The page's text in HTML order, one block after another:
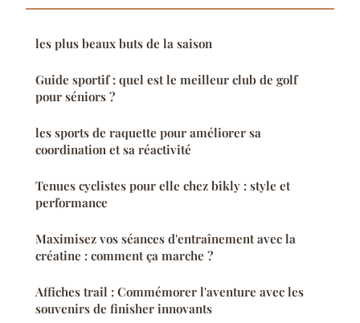
les plus beaux buts de la saison
Guide sportif : quel est le meilleur club de golf
pour séniors ?
les sports de raquette pour améliorer sa
coordination et sa réactivité
Tenues cyclistes pour elle chez bikly : style et
performance
Maximisez vos séances d'entraînement avec la
créatine : comment ça marche ?
Affiches trail : Commémorer l'aventure avec les
souvenirs de finisher innovants